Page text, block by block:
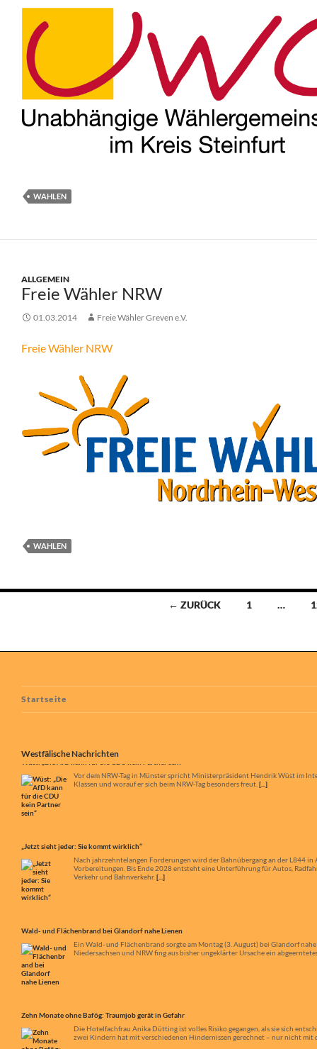
WAHLEN
ALLGEMEIN
Freie Wähler NRW
01.03.2014 Freie Wähler Greven e.V.
Freie Wähler NRW
WAHLEN
← ZURÜCK 1 …
Startseite
Westfälische Nachrichten
Nach jahrzehntelangen Forderungen wird der Bahnübergang an der L844
Ein Wald- und Flächenbrand sorgte am Montag (3. August) bei Glandorf
Niedersachsen und NRW fing aus bisher ungeklärter Ursache ein
Die Hotelfachfrau Anika Dütting ist volles Risiko gegangen, als sie sich
Ein Patient erwartet von einem Radiologen nach einem CT Klarheit, ob er